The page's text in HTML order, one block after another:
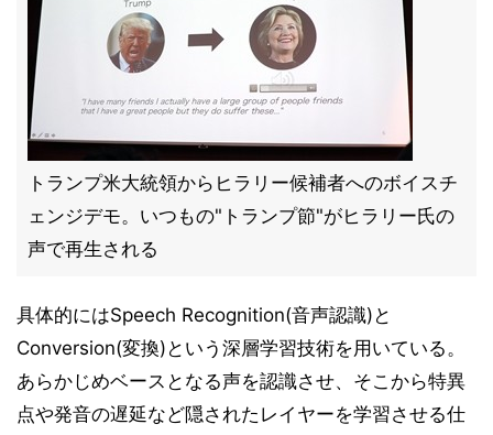
トランプ米大統領からヒラリー候補者へのボイスチ
ェンジデモ。いつもの"トランプ節"がヒラリー氏の
声で再生される
具体的にはSpeech Recognition(音声認識)と
Conversion(変換)という深層学習技術を用いている。
あらかじめベースとなる声を認識させ、そこから特異
点や発音の遅延など隠されたレイヤーを学習させる仕